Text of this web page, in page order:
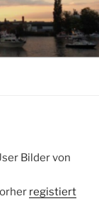
Bilder von
registiert